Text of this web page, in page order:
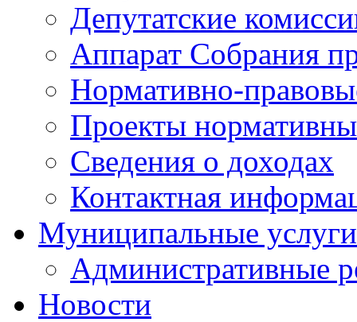
Депутатские
Аппарат Собрания
Нормативно-
Проекты
Сведения о доходах
Контактная
Муниципальные услуги
Административные
Новости